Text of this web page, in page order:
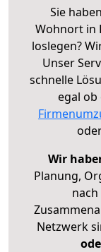
Sie
Wohnort in
loslegen?
Unser
schnelle
egal ob
Wir
Planung,
Netzwerk